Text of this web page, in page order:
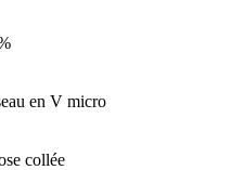
en V micro
collée